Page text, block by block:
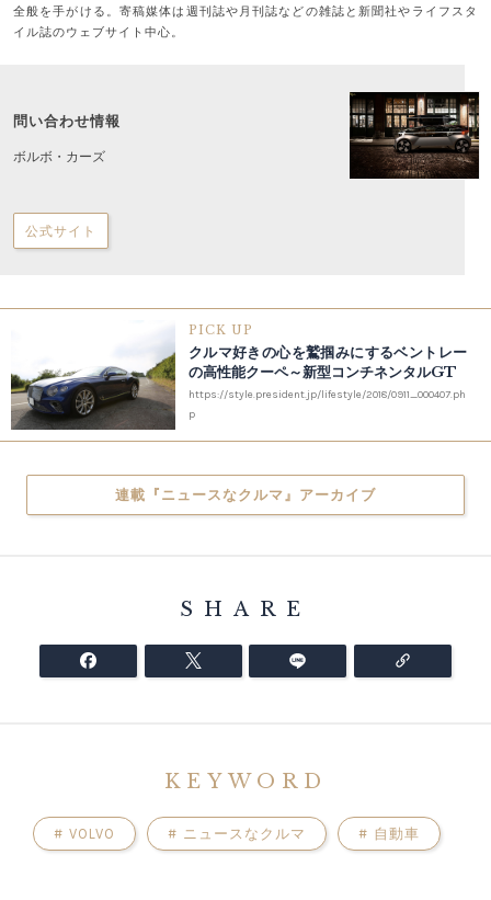
全般を手がける。寄稿媒体は週刊誌や月刊誌などの雑誌と新聞社やライフスタ
イル誌のウェブサイト中心。
問い合わせ情報
ボルボ・カーズ
公式サイト
PICK UP
クルマ好きの心を鷲掴みにするベントレー
の高性能クーペ～新型コンチネンタルGT
https://style.president.jp/lifestyle/2018/0911_000407.ph
p
連載『ニュースなクルマ』アーカイブ
SHARE
KEYWORD
# VOLVO # ニュースなクルマ # 自動車